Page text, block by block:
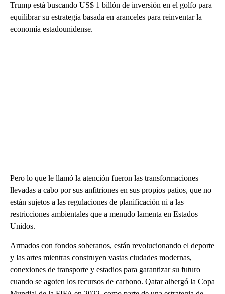
Trump está buscando US$ 1 billón de inversión en el golfo para
equilibrar su estrategia basada en aranceles para reinventar la
economía estadounidense.
Pero lo que le llamó la atención fueron las transformaciones
llevadas a cabo por sus anfitriones en sus propios patios, que no
están sujetos a las regulaciones de planificación ni a las
restricciones ambientales que a menudo lamenta en Estados
Unidos.
Armados con fondos soberanos, están revolucionando el deporte
y las artes mientras construyen vastas ciudades modernas,
conexiones de transporte y estadios para garantizar su futuro
cuando se agoten los recursos de carbono. Qatar albergó la Copa